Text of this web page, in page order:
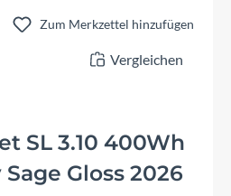
Zum Merkzettel hinzufügen
Vergleichen
SL 3.10 400Wh
Gloss 2026